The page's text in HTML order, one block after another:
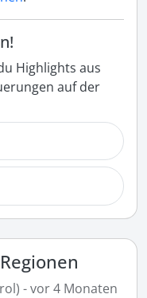
Highlights aus
auf der
- vor 4 Monaten